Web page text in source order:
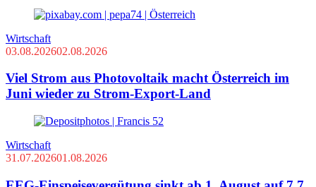
Wirtschaft
03.08.202602.08.2026
Viel Strom aus Photovoltaik macht Österreich im
Juni wieder zu Strom-Export-Land
Wirtschaft
31.07.202601.08.2026